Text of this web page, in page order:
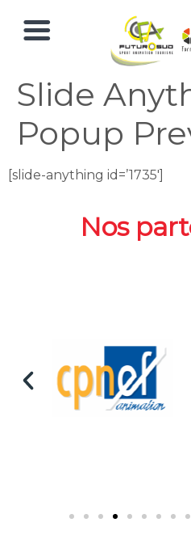
Slide
Popup
[slide-anything id=’1735′]
Nos